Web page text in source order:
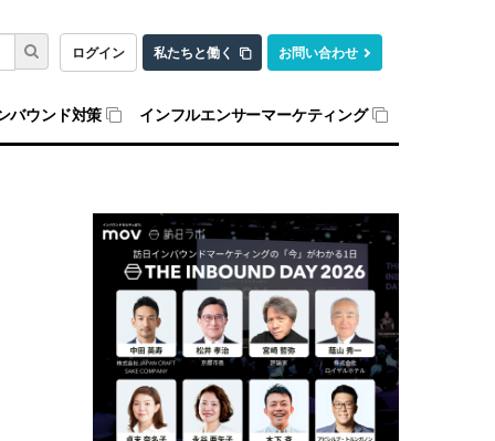
ログイン 私たちと働く お問い合わせ
バウンド対策 インフルエンサーマーケティング